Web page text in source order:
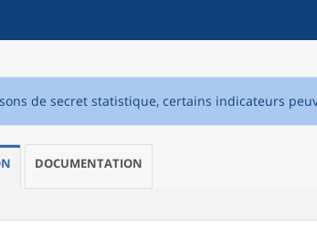
de secret statistique, certains indicateurs
DOCUMENTATION